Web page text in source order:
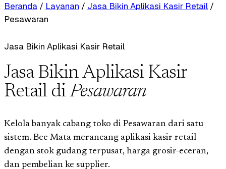
Beranda / Layanan / Jasa Bikin Aplikasi Kasir Retail /
Pesawaran
Jasa Bikin Aplikasi Kasir Retail
Jasa Bikin Aplikasi Kasir
Retail diPesawaran
Kelola banyak cabang toko di Pesawaran dari satu
sistem. Bee Mata merancang aplikasi kasir retail
dengan stok gudang terpusat, harga grosir-eceran,
dan pembelian ke supplier.